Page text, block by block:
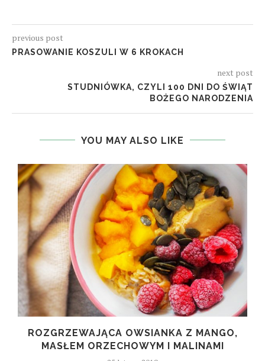
previous post
PRASOWANIE KOSZULI W 6 KROKACH
next post
STUDNIÓWKA, CZYLI 100 DNI DO ŚWIĄT
BOŻEGO NARODZENIA
YOU MAY ALSO LIKE
ROZGRZEWAJĄCA OWSIANKA Z MANGO,
MASŁEM ORZECHOWYM I MALINAMI